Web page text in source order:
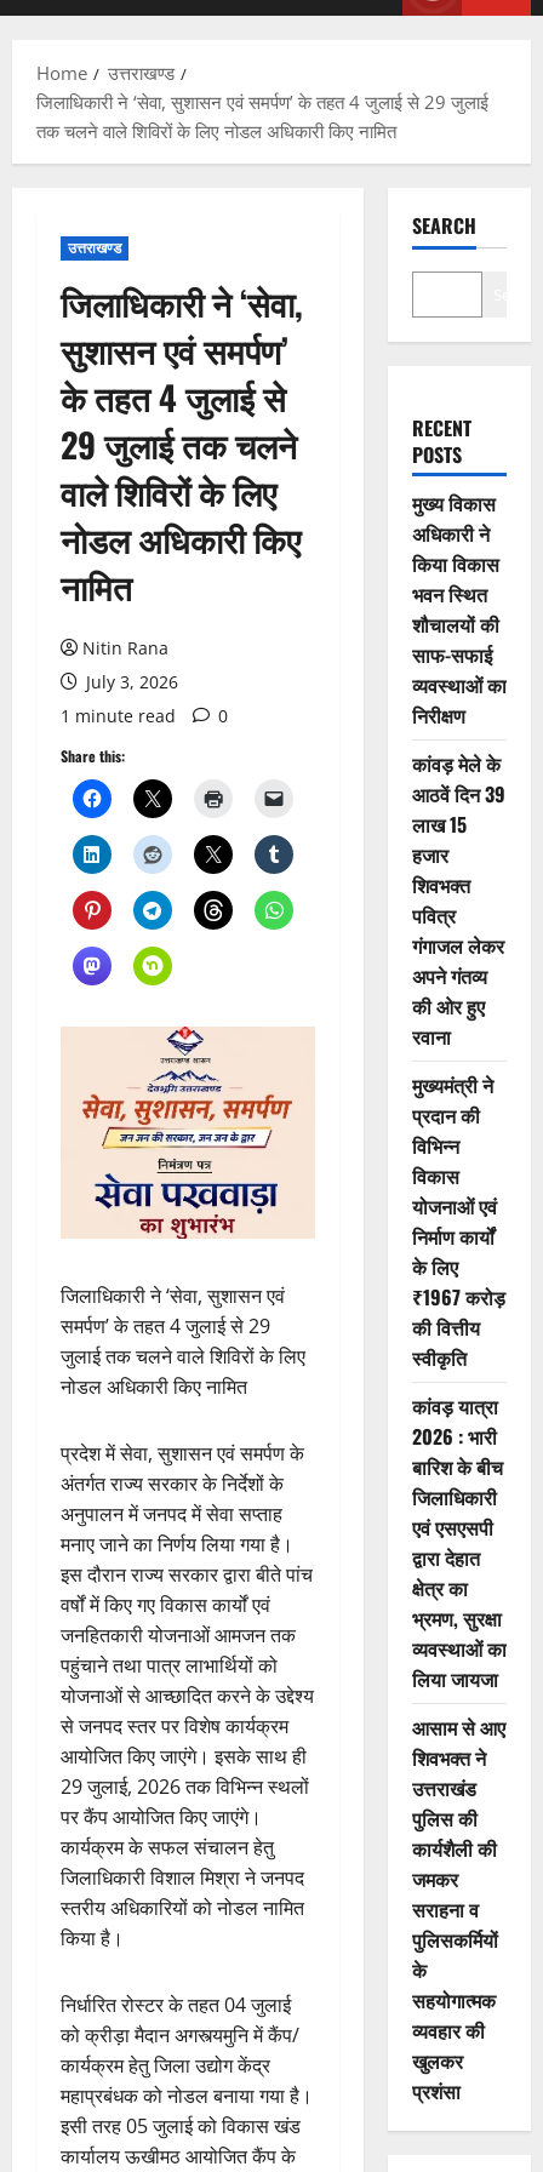
Home
उत्तराखण्ड
जिलाधिकारी ने ‘सेवा, सुशासन एवं समर्पण’ के तहत 4 जुलाई से 29 जुलाई
तक चलने वाले शिविरों के लिए नोडल अधिकारी किए नामित
उत्तराखण्ड
जिलाधिकारी ने ‘सेवा,
सुशासन एवं समर्पण’
के तहत 4 जुलाई से
29 जुलाई तक चलने
वाले शिविरों के लिए
नोडल अधिकारी किए
नामित
Nitin Rana
July 3, 2026
1 minute read
0
Share this:
जिलाधिकारी ने ‘सेवा, सुशासन एवं
समर्पण’ के तहत 4 जुलाई से 29
जुलाई तक चलने वाले शिविरों के लिए
नोडल अधिकारी किए नामित
प्रदेश में सेवा, सुशासन एवं समर्पण के
अंतर्गत राज्य सरकार के निर्देशों के
अनुपालन में जनपद में सेवा सप्ताह
मनाए जाने का निर्णय लिया गया है।
इस दौरान राज्य सरकार द्वारा बीते पांच
वर्षों में किए गए विकास कार्यों एवं
जनहितकारी योजनाओं आमजन तक
पहुंचाने तथा पात्र लाभार्थियों को
योजनाओं से आच्छादित करने के उद्देश्य
से जनपद स्तर पर विशेष कार्यक्रम
आयोजित किए जाएंगे। इसके साथ ही
29 जुलाई, 2026 तक विभिन्न स्थलों
पर कैंप आयोजित किए जाएंगे।
कार्यक्रम के सफल संचालन हेतु
जिलाधिकारी विशाल मिश्रा ने जनपद
स्तरीय अधिकारियों को नोडल नामित
किया है।
निर्धारित रोस्टर के तहत 04 जुलाई
को क्रीड़ा मैदान अगस्त्यमुनि में कैंप/
कार्यक्रम हेतु जिला उद्योग केंद्र
महाप्रबंधक को नोडल बनाया गया है।
इसी तरह 05 जुलाई को विकास खंड
कार्यालय ऊखीमठ आयोजित कैंप के
SEARCH
RECENT
POSTS
मुख्य विकास
अधिकारी ने
किया विकास
भवन स्थित
शौचालयों की
साफ-सफाई
व्यवस्थाओं का
निरीक्षण
कांवड़ मेले के
आठवें दिन 39
लाख 15
हजार
शिवभक्त
पवित्र
गंगाजल लेकर
अपने गंतव्य
की ओर हुए
रवाना
मुख्यमंत्री ने
प्रदान की
विभिन्न
विकास
योजनाओं एवं
निर्माण कार्यों
के लिए
₹1967 करोड़
की वित्तीय
स्वीकृति
कांवड़ यात्रा
2026 : भारी
बारिश के बीच
जिलाधिकारी
एवं एसएसपी
द्वारा देहात
क्षेत्र का
भ्रमण, सुरक्षा
व्यवस्थाओं का
लिया जायजा
आसाम से आए
शिवभक्त ने
उत्तराखंड
पुलिस की
कार्यशैली की
जमकर
सराहना व
पुलिसकर्मियों
के
सहयोगात्मक
व्यवहार की
खुलकर
प्रशंसा